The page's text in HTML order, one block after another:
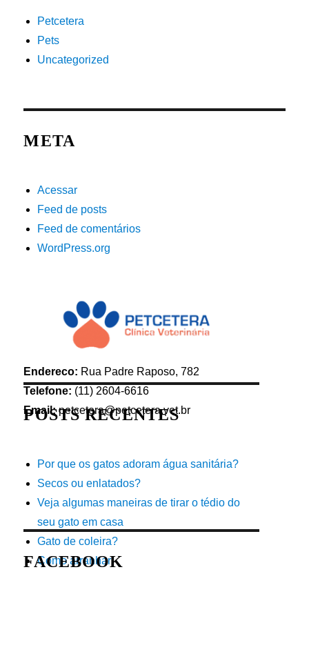
Petcetera
Pets
Uncategorized
META
Acessar
Feed de posts
Feed de comentários
WordPress.org
Endereco: Rua Padre Raposo, 782
Telefone: (11) 2604-6616
Email:petcetera@petcetera.vet.br
POSTS RECENTES
Por que os gatos adoram água sanitária?
Secos ou enlatados?
Veja algumas maneiras de tirar o tédio do
seu gato em casa
Gato de coleira?
Como arranhar
FACEBOOK